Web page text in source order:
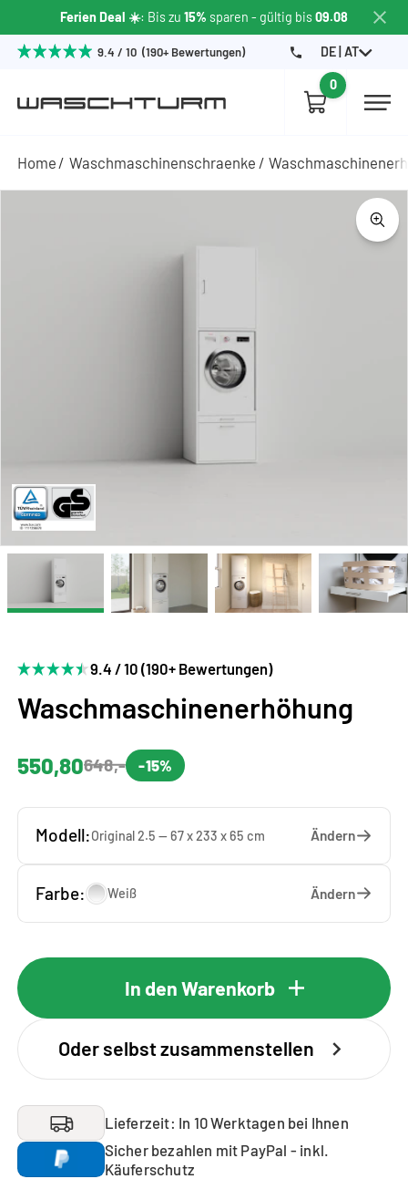
Ferien Deal ☀️: Bis zu 15% sparen - gültig bis09.08
9.4 / 10 (190+ Bewertungen) DE | AT
0
Home Waschmaschinenschraenke
9.4 / 10 (190+ Bewertungen)
Waschmaschinenerhöhung
550,80648,- -15%
Modell:Original 2.5 — 67 x 233 x 65 cm Ändern
Farbe: Weiß Ändern
In den Warenkorb
Oder selbst zusammenstellen
Lieferzeit: In 10 Werktagen bei Ihnen
Sicher bezahlen mit PayPal - inkl.
Käuferschutz